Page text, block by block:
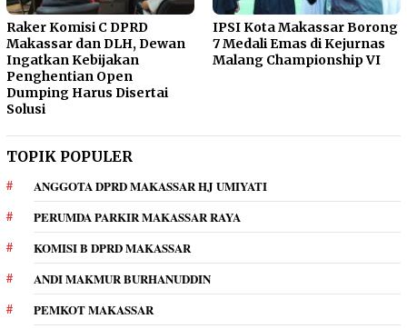
Raker Komisi C DPRD
Makassar dan DLH, Dewan
Ingatkan Kebijakan
Penghentian Open
Dumping Harus Disertai
Solusi
IPSI Kota Makassar Borong
7 Medali Emas di Kejurnas
Malang Championship VI
TOPIK POPULER
ANGGOTA DPRD MAKASSAR HJ UMIYATI
PERUMDA PARKIR MAKASSAR RAYA
KOMISI B DPRD MAKASSAR
ANDI MAKMUR BURHANUDDIN
PEMKOT MAKASSAR